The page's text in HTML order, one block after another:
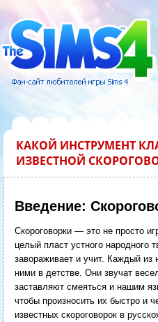
КАКОЙ ИНСТРУМЕНТ
ИЗВЕСТНОЙ
Введение:
Скороговорки — это не просто
целый пласт устного народного
завораживает и учит. Каждый из
ними в детстве. Они звучат
заставляют смеяться и нашим
чтобы произносить их быстро и
известных скороговорок в